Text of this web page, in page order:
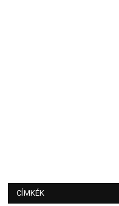
CÍMKÉK